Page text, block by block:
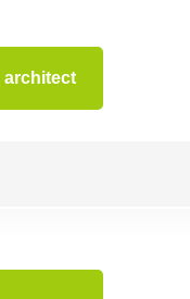
architect